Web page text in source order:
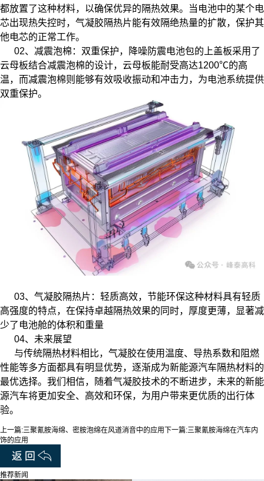
都放置了这种材料，以确保优异的隔热效果。当电池中的某个电
芯出现热失控时，气凝胶隔热片能有效隔绝热量的扩散，保护其
他电芯的正常工作。
02、减震泡棉：双重保护，降噪防震电池包的上盖板采用了
云母板结合减震泡棉的设计，云母板能耐受高达1200℃的高
温，而减震泡棉则能够有效吸收振动和冲击力，为电池系统提供
双重保护。
03、气凝胶隔热片：轻质高效，节能环保这种材料具有轻质
高强度的特点，在保持卓越隔热效果的同时，厚度更薄，显著减
少了电池舱的体积和重量
04、未来展望
与传统隔热材料相比，气凝胶在使用温度、导热系数和阻燃
性能等多方面都具有明显优势，逐渐成为新能源汽车隔热材料的
最优选择。我们相信，随着气凝胶技术的不断进步，未来的新能
源汽车将更加安全、高效和环保，为用户带来更优质的出行体
验。
上一篇:三聚氰胺海绵、密胺泡绵在风道消音中的应用 下一篇:三聚氰胺海绵在汽车内
饰的应用
推荐新闻